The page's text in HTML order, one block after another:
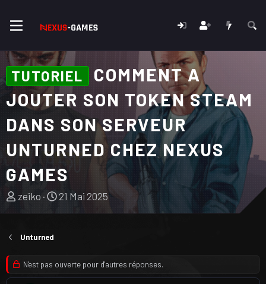
TUTORIEL
COMMENT A
JOUTER SON TOKEN STEAM
DANS SON SERVEUR
UNTURNED CHEZ NEXUS
GAMES
A
e
r
d
zeiko
D
e
d
21 Mai 2025
Unturned
N'est pas ouverte pour d'autres réponses.